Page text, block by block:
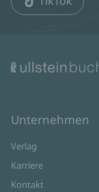
Unternehmen
Verlag
Karriere
Kontakt